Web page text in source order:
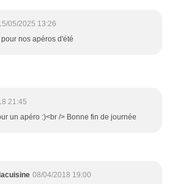
05/2025 13:26
nos apéros d'été
21:45
un apéro :)<br /> Bonne fin de journée
08/04/2018 19:00